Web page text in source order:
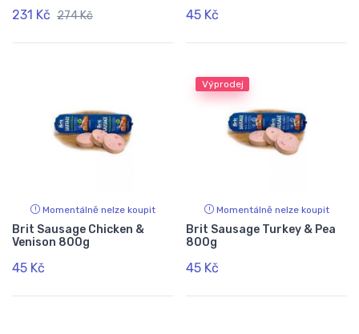
231 Kč 274 Kč 45 Kč
Momentálně nelze koupit
Brit Sausage Chicken &
Venison 800g
45 Kč
Výprodej
Momentálně nelze koupit
Brit Sausage Turkey & Pea
800g
45 Kč